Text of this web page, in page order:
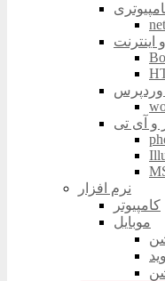
اینترنت
وردپرس
و آی تی
نرم افزار
کامپیوتر
موبایل